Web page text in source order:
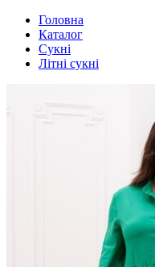
Головна
Каталог
Сукні
Літні сукні